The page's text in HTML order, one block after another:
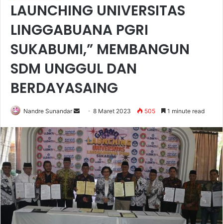
LAUNCHING UNIVERSITAS
LINGGABUANA PGRI
SUKABUMI,” MEMBANGUN
SDM UNGGUL DAN
BERDAYASAING
Nandre Sunandar
Send
email
8 Maret 2023 505 1 minute read